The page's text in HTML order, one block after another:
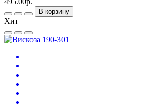
В корзину
Хит